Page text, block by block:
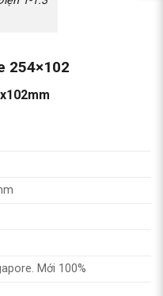
254×102
Mới 100%